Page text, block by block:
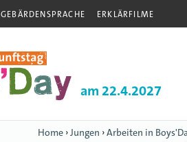
GEBÄRDENSPRACHE ERKLÄRFILME
am 22.4.2027
Home ›Jungen ›Arbeiten in